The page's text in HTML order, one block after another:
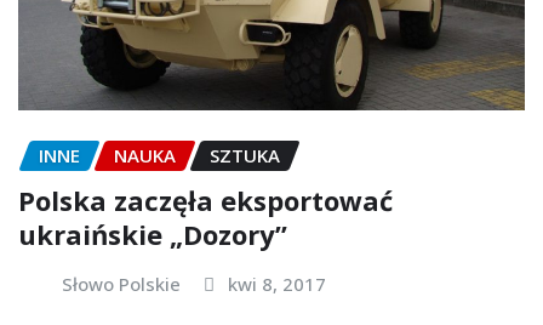
INNE NAUKA SZTUKA
Polska zaczęła eksportować
ukraińskie „Dozory”
Słowo Polskie kwi 8, 2017